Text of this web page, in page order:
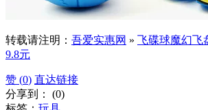
转载请注明： 吾爱实惠网 » 飞碟球魔幻飞
9.8元
赞 (0) 直达链接
分享到： (0)